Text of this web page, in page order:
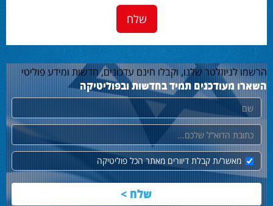
הרשמו לניוזלטר שלנו, וקבלו חינם עדכונים, חדשות ומידע פוליטי
השארו מעודכנים תמיד בחדשות ובפוליטיקה
שם
דוא"ל
מאשר/ת קבלת דיוורים מאתר הכל פוליטיקה